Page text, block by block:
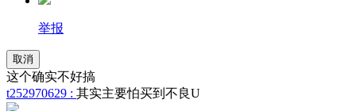
举报
取消
这个确实不好搞
t252970629 : 其实主要怕买到不良U